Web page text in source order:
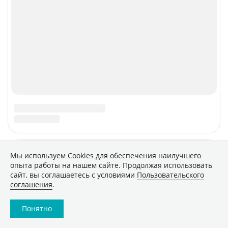
Быстрая подписка на новости
Политика конфиденциальности
Сообщить об ошибке
Правовая информация
Мы используем Сookies для обеспечения наилучшего
опыта работы на нашем сайте. Продолжая использовать
сайт, вы соглашаетесь с условиями Пользовательского
соглашения.
Понятно